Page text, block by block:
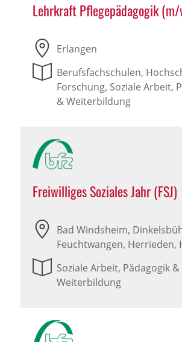
Lehrkraft Pflegepädagogik
Erlangen
Berufsfachschulen,
Forschung, Soziale Arbeit,
& Weiterbildung
Freiwilliges Soziales Jahr (FSJ)
Bad Windsheim,
Feuchtwangen, Herrieden,
Soziale Arbeit, Pädagogik &
Weiterbildung